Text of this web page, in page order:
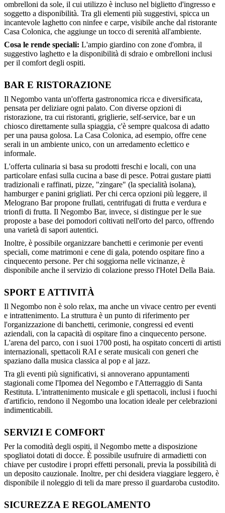
ombrelloni da sole, il cui utilizzo è incluso nel biglietto d'ingresso e
soggetto a disponibilità. Tra gli elementi più suggestivi, spicca un
incantevole laghetto con ninfee e carpe, visibile anche dal ristorante
Casa Colonica, che aggiunge un tocco di serenità all'ambiente.
Cosa le rende speciali: L'ampio giardino con zone d'ombra, il
suggestivo laghetto e la disponibilità di sdraio e ombrelloni inclusi
per il comfort degli ospiti.
BAR E RISTORAZIONE
Il Negombo vanta un'offerta gastronomica ricca e diversificata,
pensata per deliziare ogni palato. Con diverse opzioni di
ristorazione, tra cui ristoranti, griglierie, self-service, bar e un
chiosco direttamente sulla spiaggia, c'è sempre qualcosa di adatto
per una pausa golosa. La Casa Colonica, ad esempio, offre cene
serali in un ambiente unico, con un arredamento eclettico e
informale.
L'offerta culinaria si basa su prodotti freschi e locali, con una
particolare enfasi sulla cucina a base di pesce. Potrai gustare piatti
tradizionali e raffinati, pizze, "zingare" (la specialità isolana),
hamburger e panini grigliati. Per chi cerca opzioni più leggere, il
Melograno Bar propone frullati, centrifugati di frutta e verdura e
trionfi di frutta. Il Negombo Bar, invece, si distingue per le sue
proposte a base dei pomodori coltivati nell'orto del parco, offrendo
una varietà di sapori autentici.
Inoltre, è possibile organizzare banchetti e cerimonie per eventi
speciali, come matrimoni e cene di gala, potendo ospitare fino a
cinquecento persone. Per chi soggiorna nelle vicinanze, è
disponibile anche il servizio di colazione presso l'Hotel Della Baia.
SPORT E ATTIVITÀ
Il Negombo non è solo relax, ma anche un vivace centro per eventi
e intrattenimento. La struttura è un punto di riferimento per
l'organizzazione di banchetti, cerimonie, congressi ed eventi
aziendali, con la capacità di ospitare fino a cinquecento persone.
L'arena del parco, con i suoi 1700 posti, ha ospitato concerti di artisti
internazionali, spettacoli RAI e serate musicali con generi che
spaziano dalla musica classica al pop e al jazz.
Tra gli eventi più significativi, si annoverano appuntamenti
stagionali come l'Ipomea del Negombo e l'Atterraggio di Santa
Restituta. L'intrattenimento musicale e gli spettacoli, inclusi i fuochi
d'artificio, rendono il Negombo una location ideale per celebrazioni
indimenticabili.
SERVIZI E COMFORT
Per la comodità degli ospiti, il Negombo mette a disposizione
spogliatoi dotati di docce. È possibile usufruire di armadietti con
chiave per custodire i propri effetti personali, previa la possibilità di
un deposito cauzionale. Inoltre, per chi desidera viaggiare leggero, è
disponibile il noleggio di teli da mare presso il guardaroba custodito.
SICUREZZA E REGOLAMENTO